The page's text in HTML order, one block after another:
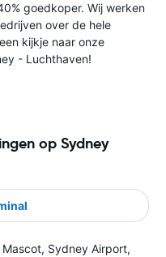
goedkoper. Wij werken
over de hele
kijkje naar onze
- Luchthaven!
op Sydney
Sydney Airport,